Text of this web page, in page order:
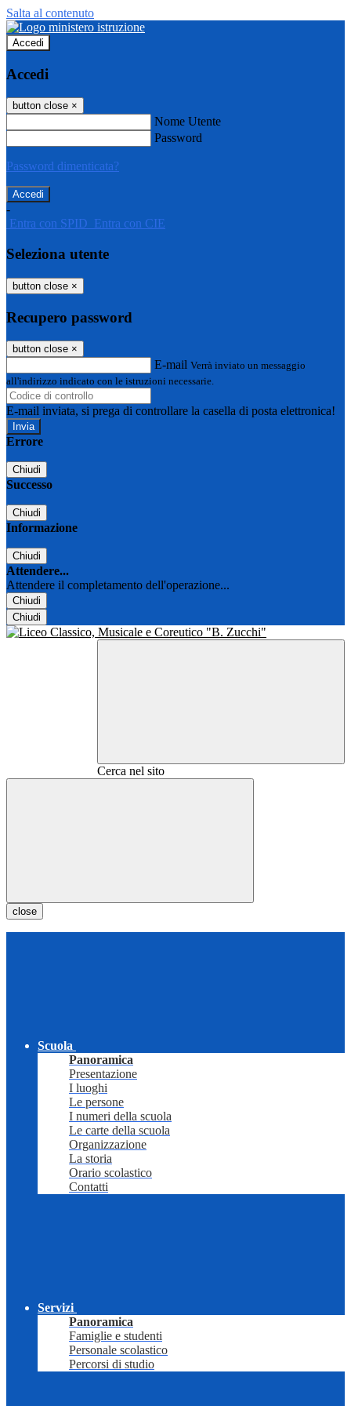
Salta al contenuto
Accedi
Accedi
button close ×
Nome Utente
Password
Password dimenticata?
-
Entra con SPID Entra con CIE
Seleziona utente
button close ×
Recupero password
button close ×
E-mail Verrà inviato un messaggio
all'indirizzo indicato con le istruzioni necessarie.
E-mail inviata, si prega di controllare la casella di posta elettronica!
Errore
Chiudi
Successo
Chiudi
Informazione
Chiudi
Attendere...
Attendere il completamento dell'operazione...
Chiudi
Chiudi
Cerca nel sito
close
Scuola
Panoramica
Presentazione
I luoghi
Le persone
I numeri della scuola
Le carte della scuola
Organizzazione
La storia
Orario scolastico
Contatti
Servizi
Panoramica
Famiglie e studenti
Personale scolastico
Percorsi di studio